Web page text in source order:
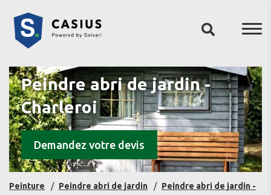
Peindre abri de jardin -
Charleroi
Demandez votre devis
Peinture Peindre abri de jardin
Peindre abri de jardin -